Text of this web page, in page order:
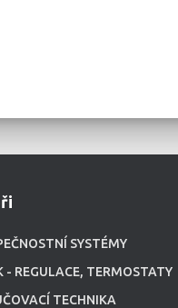
SYSTÉMY
- REGULACE, TERMOSTATY
TECHNIKA